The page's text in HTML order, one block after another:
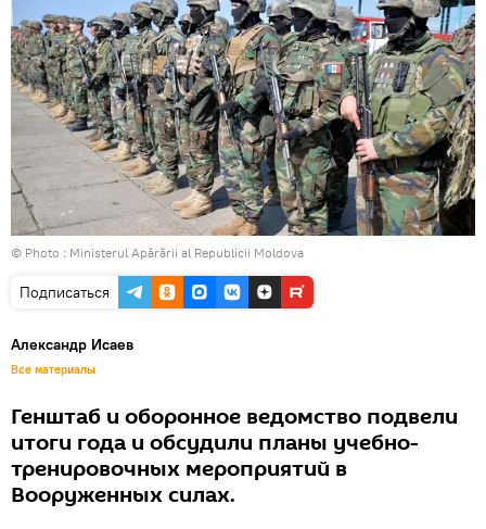
© Photo : Ministerul Apărării al Republicii Moldova
Подписаться
Александр Исаев
Все материалы
Генштаб и оборонное ведомство подвели
итоги года и обсудили планы учебно-
тренировочных мероприятий в
Вооруженных силах.